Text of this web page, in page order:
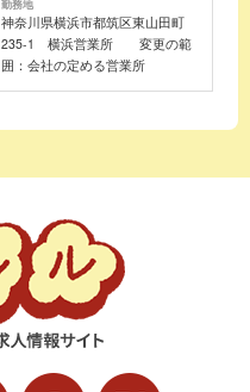
勤務地
神奈川県横浜市都筑区東山田町
235-1 横浜営業所 変更の範
囲：会社の定める営業所